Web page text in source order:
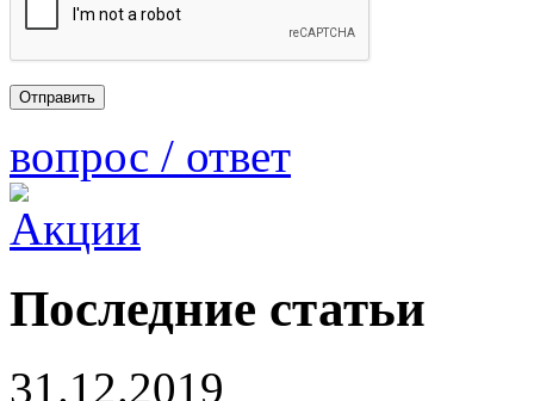
вопрос / ответ
Последние статьи
31.12.2019